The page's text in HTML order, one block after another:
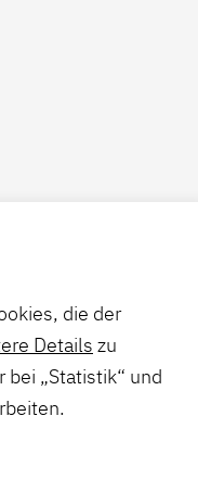
die der
Details zu
„Statistik“ und